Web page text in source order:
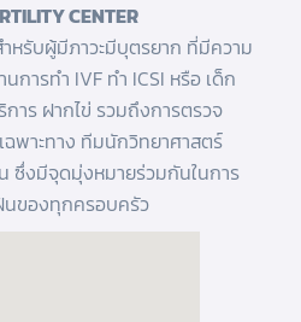
CENTER
หรับผู้มีภาวะมีบุตรยาก ที่มีความ
การทํา IVF ทำ ICSI หรือ เด็ก
การ ฝากไข่ รวมถึงการตรวจ
พาะทาง ทีมนักวิทยาศาสตร์
ซึ่งมีจุดมุ่งหมายร่วมกันในการ
นของทุกครอบครัว